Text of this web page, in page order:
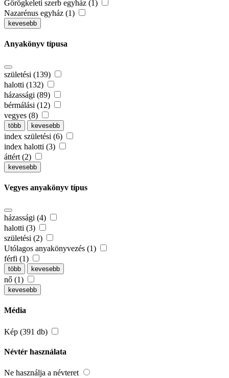
Görögkeleti szerb egyház (1)
Nazarénus egyház (1)
kevesebb
Anyakönyv típusa
születési (139)
halotti (132)
házassági (89)
bérmálási (12)
vegyes (8)
több kevesebb
index születési (6)
index halotti (3)
áttért (2)
kevesebb
Vegyes anyakönyv típus
házassági (4)
halotti (3)
születési (2)
Utólagos anyakönyvezés (1)
férfi (1)
több kevesebb
nő (1)
kevesebb
Média
Kép (391 db)
Névtér használata
Ne használja a névteret